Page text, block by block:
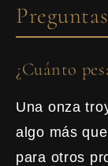
¿Cuánto
Una onza
algo más
para otros